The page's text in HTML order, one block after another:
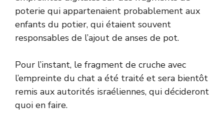
poterie qui appartenaient probablement aux
enfants du potier, qui étaient souvent
responsables de l’ajout de anses de pot.
Pour l’instant, le fragment de cruche avec
l’empreinte du chat a été traité et sera bientôt
remis aux autorités israéliennes, qui décideront
quoi en faire.